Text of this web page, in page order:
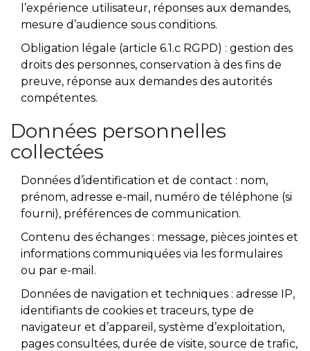
l’expérience utilisateur, réponses aux demandes,
mesure d’audience sous conditions.
Obligation légale (article 6.1.c RGPD) : gestion des
droits des personnes, conservation à des fins de
preuve, réponse aux demandes des autorités
compétentes.
Données personnelles
collectées
Données d’identification et de contact : nom,
prénom, adresse e-mail, numéro de téléphone (si
fourni), préférences de communication.
Contenu des échanges : message, pièces jointes et
informations communiquées via les formulaires
ou par e-mail.
Données de navigation et techniques : adresse IP,
identifiants de cookies et traceurs, type de
navigateur et d’appareil, système d’exploitation,
pages consultées, durée de visite, source de trafic,